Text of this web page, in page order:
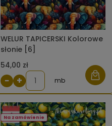
WELUR TAPICERSKI Kolorowe
słonie [6]
54,00 zł
− + mb
Na zamówienie